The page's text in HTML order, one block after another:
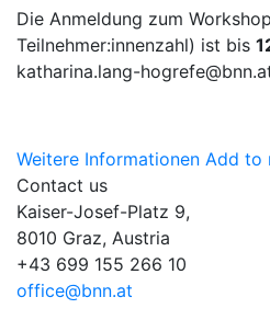
Die Anmeldung zum
Teilnehmer:innenzahl) ist bis
katharina.lang-
Weitere Informationen Add to
Contact us
Kaiser-Josef-Platz 9,
8010 Graz, Austria
+43 699 155 266 10
office@bnn.at